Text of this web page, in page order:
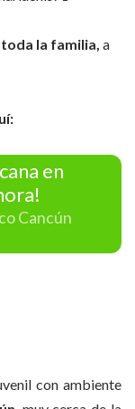
la familia, a
en
Cancún
con ambiente